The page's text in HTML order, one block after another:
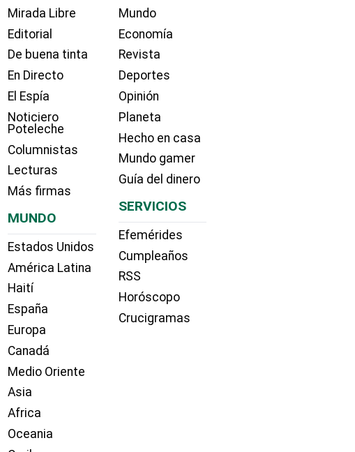
Mirada Libre
Editorial
De buena tinta
En Directo
El Espía
Noticiero
Poteleche
Columnistas
Lecturas
Más firmas
MUNDO
Estados Unidos
América Latina
Haití
España
Europa
Canadá
Medio Oriente
Asia
Africa
Oceania
Mundo
Economía
Revista
Deportes
Opinión
Planeta
Hecho en casa
Mundo gamer
Guía del dinero
SERVICIOS
Efemérides
Cumpleaños
RSS
Horóscopo
Crucigramas